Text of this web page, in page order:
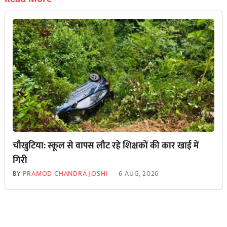
चौखुटिया: स्कूल से वापस लौट रहे शिक्षकों की कार खाई में
गिरी
BY PRAMOD CHANDRA JOSHI 6 AUG, 2026